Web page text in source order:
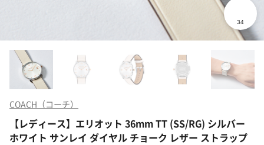
COACH（コーチ）
【レディース】エリオット 36mm TT (SS/RG) シルバー
ホワイト サンレイ ダイヤル チョーク レザー ストラップ